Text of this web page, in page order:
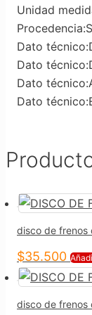
Unidad
Dato
Dato
Dato
Dato
disco de frenos
$35.500
disco de frenos